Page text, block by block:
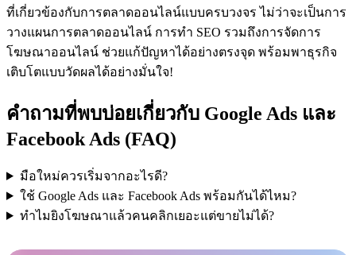
ที่เกี่ยวข้องกับการตลาดออนไลน์แบบครบวงจร ไม่ว่าจะเป็นการ
วางแผนการตลาดออนไลน์ การทำ SEO รวมถึงการจัดการ
โฆษณาออนไลน์ ช่วยแก้ปัญหาได้อย่างตรงจุด พร้อมพาธุรกิจ
เติบโตแบบวัดผลได้อย่างมั่นใจ!
คำถามที่พบบ่อยเกี่ยวกับ Google Ads และ
Facebook Ads (FAQ)
มือใหม่ควรเริ่มจากอะไรดี?
ใช้ Google Ads และ Facebook Ads พร้อมกันได้ไหม?
ทำไมยิงโฆษณาแล้วคนคลิกเยอะแต่ขายไม่ได้?